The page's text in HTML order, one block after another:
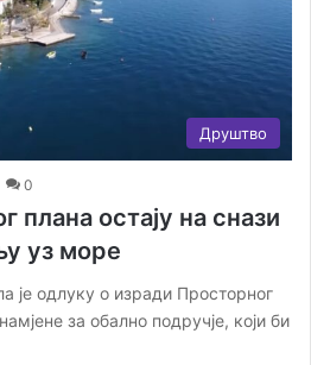
Друштво
0
плана остају на снази
уз море
је одлуку о изради Просторног
за обално подручје, који би